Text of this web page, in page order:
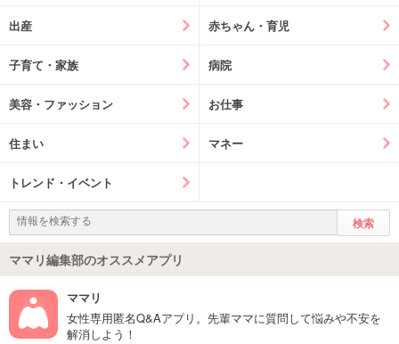
出産 赤ちゃん・育児
子育て・家族 病院
美容・ファッション お仕事
住まい マネー
トレンド・イベント
ママリ編集部のオススメアプリ
ママリ
女性専用匿名Q&Aアプリ。先輩ママに質問して悩みや不安を
解消しよう！